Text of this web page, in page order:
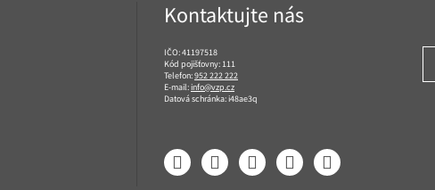
Kontaktujte nás
IČO: 41197518
Kód pojišťovny: 111
Telefon:952 222 222
E-mail:info@vzp.cz
Datová schránka: i48ae3q
FacebookLinkedIn YouTube InstagramTwitter